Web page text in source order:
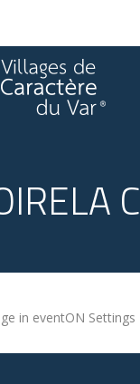
in eventON